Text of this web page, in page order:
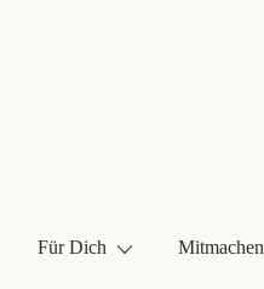
Für Dich Mitmachen